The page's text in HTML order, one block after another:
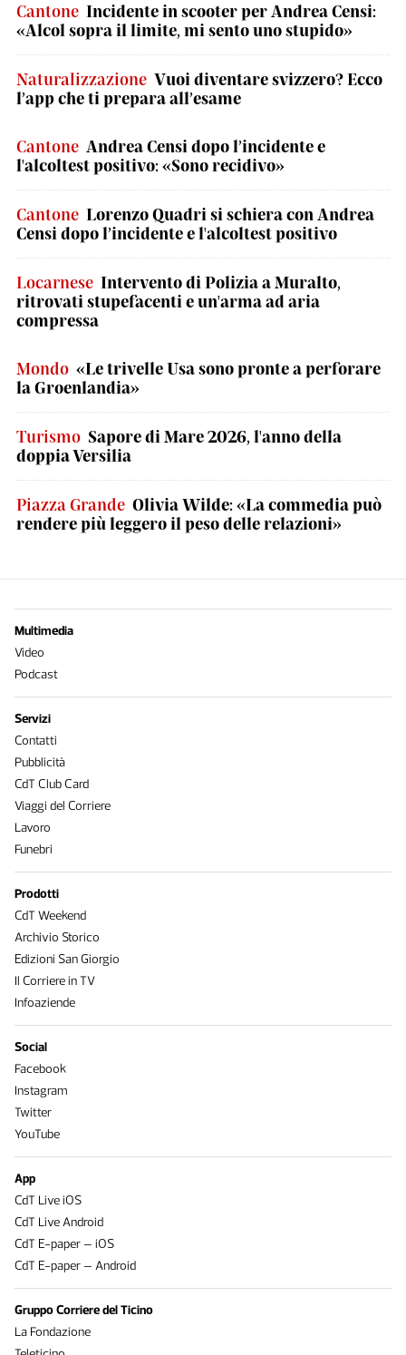
Cantone Incidente in scooter per Andrea Censi:
«Alcol sopra il limite, mi sento uno stupido»
Naturalizzazione Vuoi diventare svizzero? Ecco
l’app che ti prepara all’esame
Cantone Andrea Censi dopo l’incidente e
l'alcoltest positivo: «Sono recidivo»
Cantone Lorenzo Quadri si schiera con Andrea
Censi dopo l’incidente e l'alcoltest positivo
Locarnese Intervento di Polizia a Muralto,
ritrovati stupefacenti e un'arma ad aria
compressa
Mondo «Le trivelle Usa sono pronte a perforare
la Groenlandia»
Turismo Sapore di Mare 2026, l'anno della
doppia Versilia
Piazza Grande Olivia Wilde: «La commedia può
rendere più leggero il peso delle relazioni»
Multimedia
Video
Podcast
Servizi
Contatti
Pubblicità
CdT Club Card
Viaggi del Corriere
Lavoro
Funebri
Prodotti
CdT Weekend
Archivio Storico
Edizioni San Giorgio
Il Corriere in TV
Infoaziende
Social
Facebook
Instagram
Twitter
YouTube
App
CdT Live iOS
CdT Live Android
CdT E-paper – iOS
CdT E-paper – Android
Gruppo Corriere del Ticino
La Fondazione